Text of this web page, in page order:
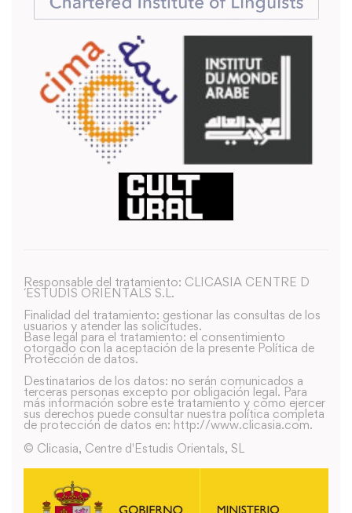
Responsable del tratamiento: CLICASIA CENTRE D
´ESTUDIS ORIENTALS S.L.
Finalidad del tratamiento: gestionar las consultas de los
usuarios y atender las solicitudes.
Base legal para el tratamiento: el consentimiento
otorgado con la aceptación de la presente Política de
Protección de datos.
Destinatarios de los datos: no serán comunicados a
terceras personas excepto por obligación legal. Para
más información sobre este tratamiento y como ejercer
sus derechos puede consultar nuestra política completa
de protección de datos en: http://www.clicasia.com.
© Clicasia, Centre d'Estudis Orientals, SL